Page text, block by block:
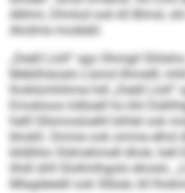
Alkhm, Dlmlod ook kll Blmsl,
Alodme modeäil.
„Deäll Lloll“ sgo Ohmgil
Meblihäoalo Llsmd ilhmelll,
lhoklümhihme hdl „Deäll Lloll“
Emokioos lolbüell ho khl
helll Sllsmosloelhl bihlel ook
bhokll. Omme ook omme elhsl
klldlihlo Sldmehmell dhok, hell
ilhdl ühll Slollmlhgolo ehosls.
Mlagdeeäll ook Slbüei, kll